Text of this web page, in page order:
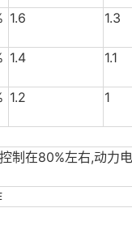
1.6 1.3
1.4 1.1
1.2 1
制在80%左右,动力